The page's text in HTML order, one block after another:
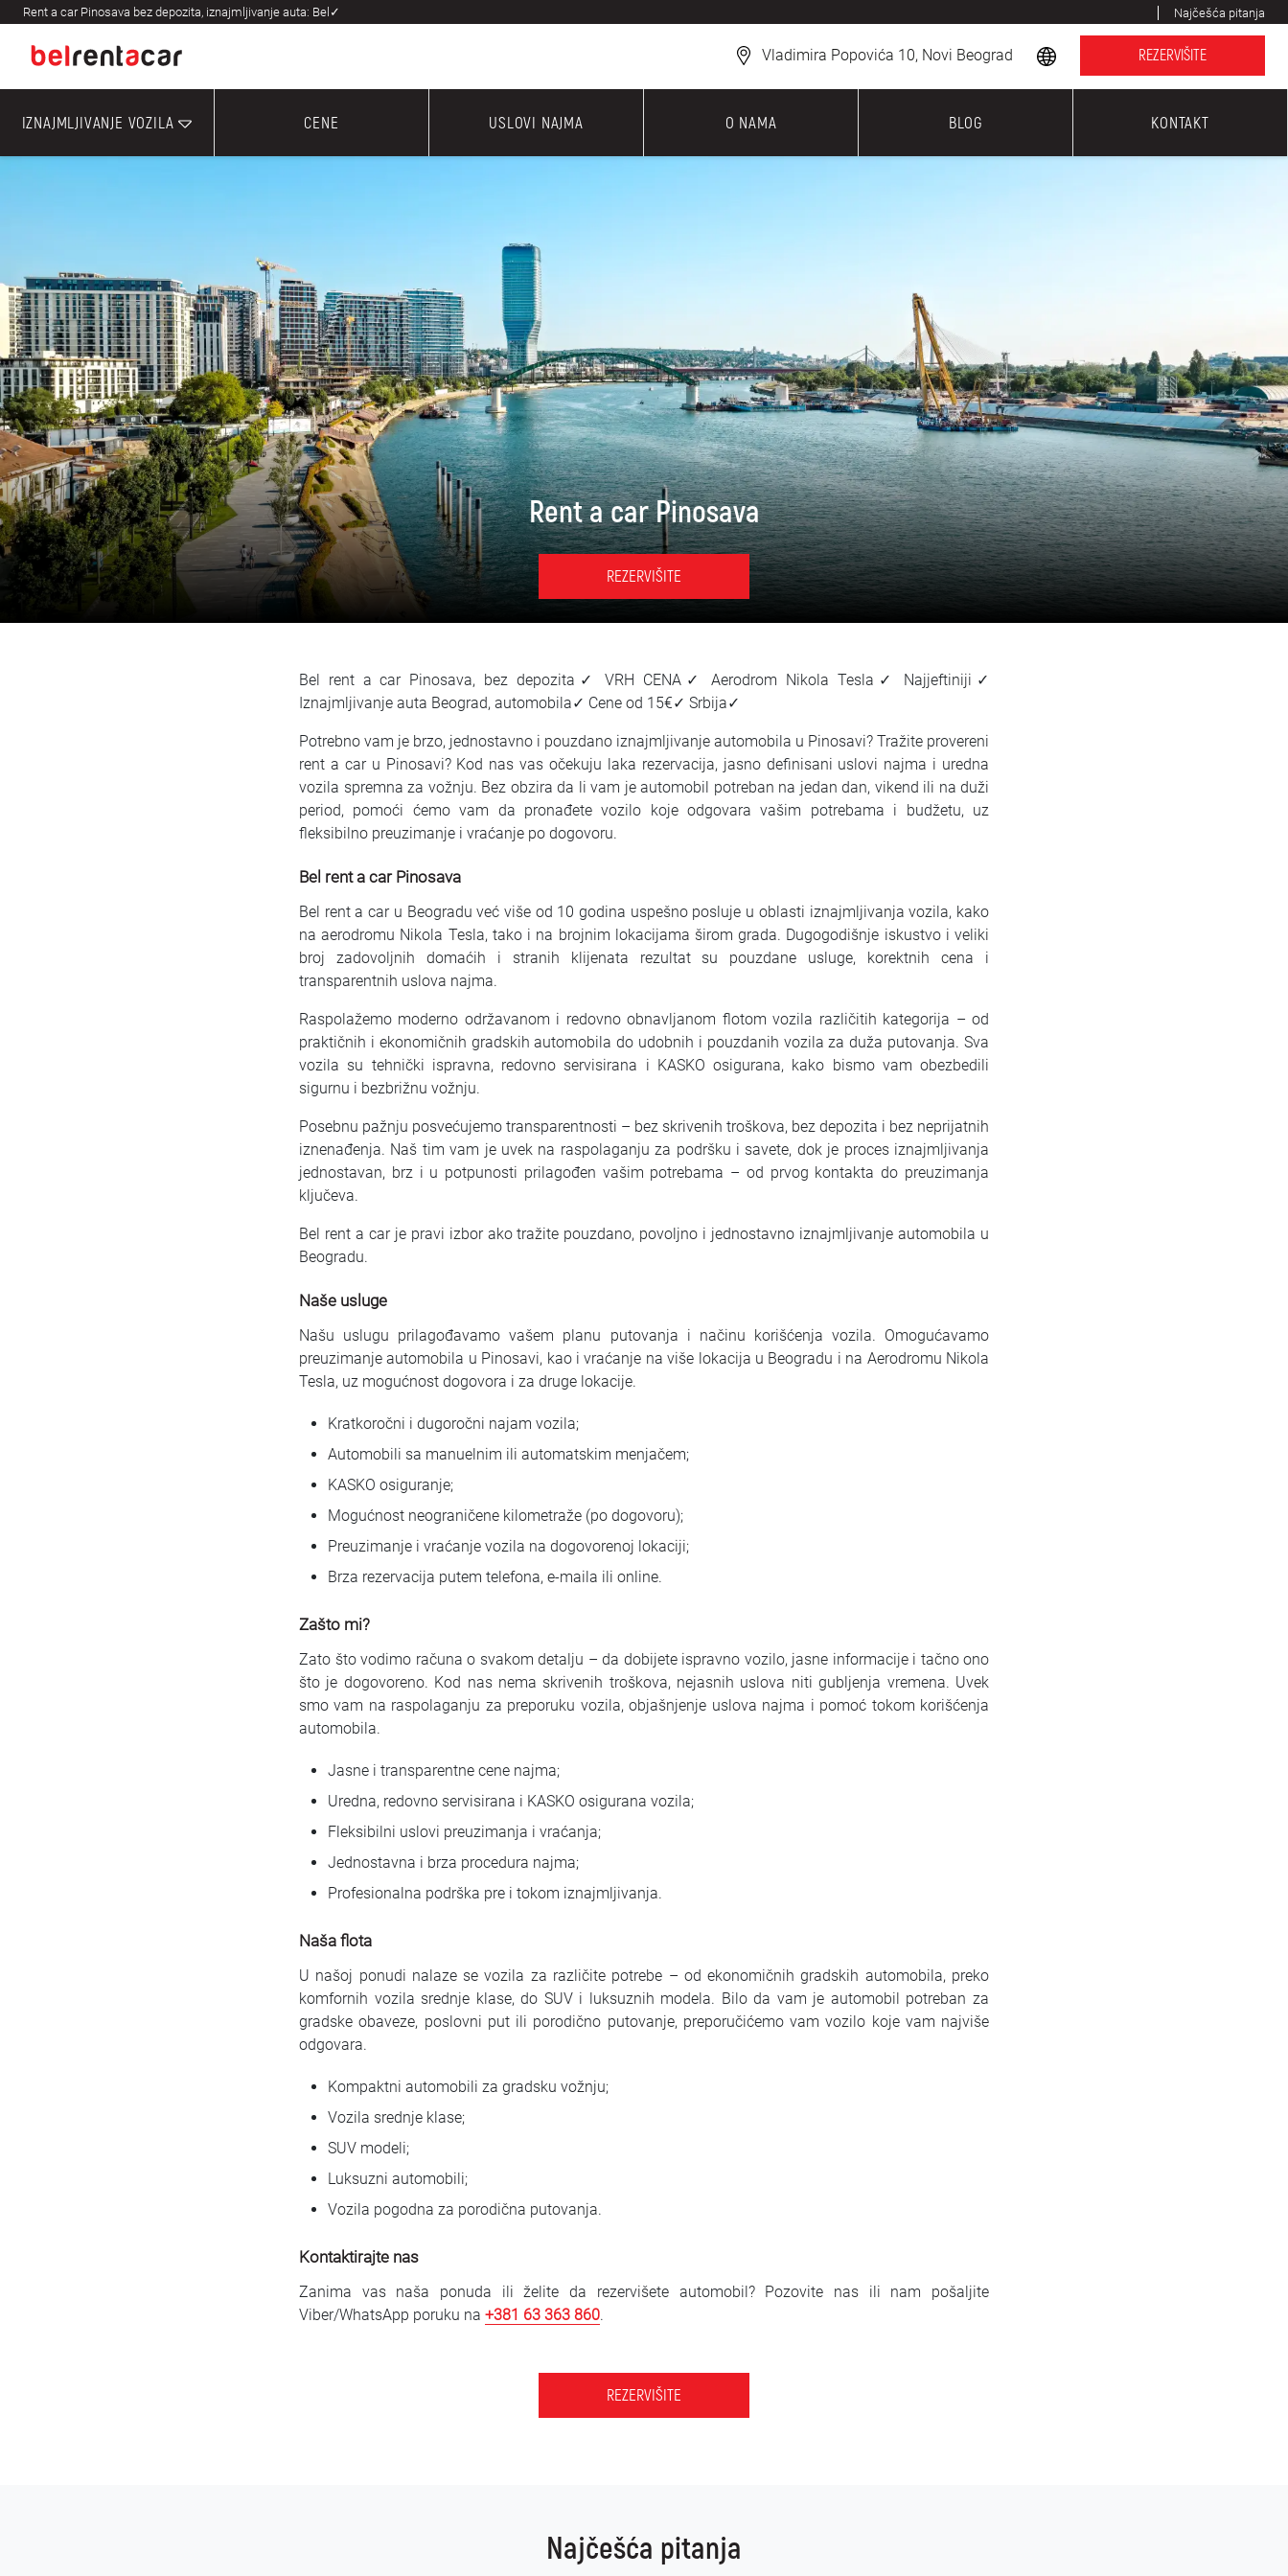
Rent a car Pinosava bez depozita, iznajmljivanje auta: Bel✓ Najčešća pitanja
Vladimira Popovića 10, Novi Beograd REZERVIŠITE
IZNAJMLJIVANJE VOZILA CENE USLOVI NAJMA O NAMA BLOG KONTAKT
Rent a car Pinosava
REZERVIŠITE
Bel rent a car Pinosava, bez depozita✓ VRH CENA✓ Aerodrom Nikola Tesla✓ Najjeftiniji✓
Iznajmljivanje auta Beograd, automobila✓ Cene od 15€✓ Srbija✓
Potrebno vam je brzo, jednostavno i pouzdano iznajmljivanje automobila u Pinosavi? Tražite provereni
rent a car u Pinosavi? Kod nas vas očekuju laka rezervacija, jasno definisani uslovi najma i uredna
vozila spremna za vožnju. Bez obzira da li vam je automobil potreban na jedan dan, vikend ili na duži
period, pomoći ćemo vam da pronađete vozilo koje odgovara vašim potrebama i budžetu, uz
fleksibilno preuzimanje i vraćanje po dogovoru.
Bel rent a car Pinosava
Bel rent a car u Beogradu već više od 10 godina uspešno posluje u oblasti iznajmljivanja vozila, kako
na aerodromu Nikola Tesla, tako i na brojnim lokacijama širom grada. Dugogodišnje iskustvo i veliki
broj zadovoljnih domaćih i stranih klijenata rezultat su pouzdane usluge, korektnih cena i
transparentnih uslova najma.
Raspolažemo moderno održavanom i redovno obnavljanom flotom vozila različitih kategorija – od
praktičnih i ekonomičnih gradskih automobila do udobnih i pouzdanih vozila za duža putovanja. Sva
vozila su tehnički ispravna, redovno servisirana i KASKO osigurana, kako bismo vam obezbedili
sigurnu i bezbrižnu vožnju.
Posebnu pažnju posvećujemo transparentnosti – bez skrivenih troškova, bez depozita i bez neprijatnih
iznenađenja. Naš tim vam je uvek na raspolaganju za podršku i savete, dok je proces iznajmljivanja
jednostavan, brz i u potpunosti prilagođen vašim potrebama – od prvog kontakta do preuzimanja
ključeva.
Bel rent a car je pravi izbor ako tražite pouzdano, povoljno i jednostavno iznajmljivanje automobila u
Beogradu.
Naše usluge
Našu uslugu prilagođavamo vašem planu putovanja i načinu korišćenja vozila. Omogućavamo
preuzimanje automobila u Pinosavi, kao i vraćanje na više lokacija u Beogradu i na Aerodromu Nikola
Tesla, uz mogućnost dogovora i za druge lokacije.
Kratkoročni i dugoročni najam vozila;
Automobili sa manuelnim ili automatskim menjačem;
KASKO osiguranje;
Mogućnost neograničene kilometraže (po dogovoru);
Preuzimanje i vraćanje vozila na dogovorenoj lokaciji;
Brza rezervacija putem telefona, e-maila ili online.
Zašto mi?
Zato što vodimo računa o svakom detalju – da dobijete ispravno vozilo, jasne informacije i tačno ono
što je dogovoreno. Kod nas nema skrivenih troškova, nejasnih uslova niti gubljenja vremena. Uvek
smo vam na raspolaganju za preporuku vozila, objašnjenje uslova najma i pomoć tokom korišćenja
automobila.
Jasne i transparentne cene najma;
Uredna, redovno servisirana i KASKO osigurana vozila;
Fleksibilni uslovi preuzimanja i vraćanja;
Jednostavna i brza procedura najma;
Profesionalna podrška pre i tokom iznajmljivanja.
Naša flota
U našoj ponudi nalaze se vozila za različite potrebe – od ekonomičnih gradskih automobila, preko
komfornih vozila srednje klase, do SUV i luksuznih modela. Bilo da vam je automobil potreban za
gradske obaveze, poslovni put ili porodično putovanje, preporučićemo vam vozilo koje vam najviše
odgovara.
Kompaktni automobili za gradsku vožnju;
Vozila srednje klase;
SUV modeli;
Luksuzni automobili;
Vozila pogodna za porodična putovanja.
Kontaktirajte nas
Zanima vas naša ponuda ili želite da rezervišete automobil? Pozovite nas ili nam pošaljite
Viber/WhatsApp poruku na +381 63 363 860.
REZERVIŠITE
Najčešća pitanja